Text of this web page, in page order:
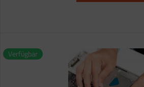
Verfügbar